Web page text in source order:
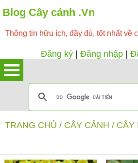
Blog Cây cảnh .Vn
Thông tin hữu ích, đầy đủ, tốt nhất về
Đăng ký Đăng nhập
TRANG CHỦ / CÂY CẢNH / CÂY